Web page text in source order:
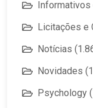
Informativos
Licitações e
Notícias
Novidades
Psychology